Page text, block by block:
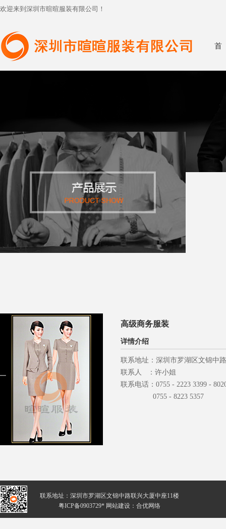
欢迎来到深圳市暄暄服装有限公司！
首
高级商务服装
详情介绍
联系地址：深圳市罗湖区文锦中
联系人 ：许小姐
联系电话：0755 - 2223 3399 -
0755 - 8223 5357
联系地址：深圳市罗湖区文锦中路联兴大厦中座11楼
粤ICP备0903729* 网站建设：合优网络